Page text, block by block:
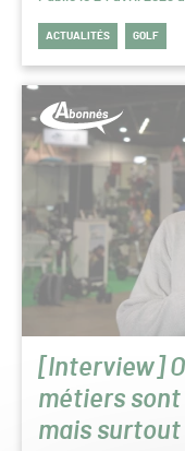
ACTUALITÉS GOLF
[Interview]
métiers sont
mais surtout